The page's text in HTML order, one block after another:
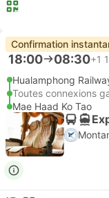
Confirmation
18:00 08:30+1
Hualamphong
Toutes connexions
Mae Haad Ko Tao